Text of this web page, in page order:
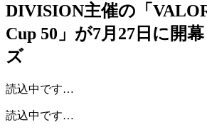
DIVISION主催の「
Cup 50」が7月27日に開
ズ
読込中です…
読込中です…